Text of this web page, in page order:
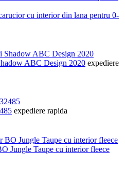
cu interior din lana pentru 0-
ABC Design 2020 expediere
expediere rapida
Jungle Taupe cu interior fleece